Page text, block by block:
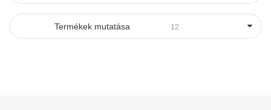
Termékek mutatása 12